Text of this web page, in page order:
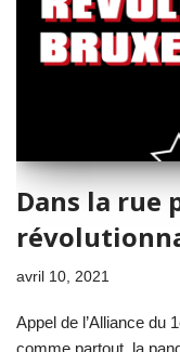
Dans la rue
avril 10, 2021
Appel de l’Alliance du